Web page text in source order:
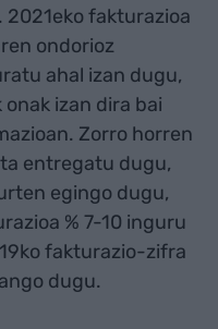
2021eko fakturazioa
ondorioz
ahal izan dugu,
izan dira bai
Zorro horren
entregatu dugu,
egingo dugu,
% 7-10 inguru
fakturazio-zifra
dugu.